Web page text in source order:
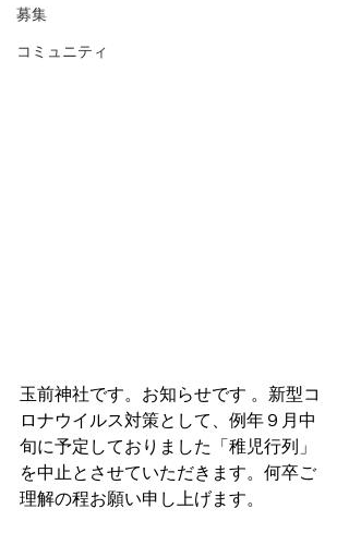
募集
コミュニティ
玉前神社です。お知らせです 。新型コ
ロナウイルス対策として、例年９月中
旬に予定しておりました「稚児行列」
を中止とさせていただきます。何卒ご
理解の程お願い申し上げます。